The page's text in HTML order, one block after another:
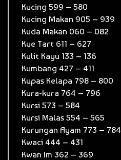
Kucing 599 – 580
Kucing Makan 905 – 939
Kuda Makan 060 – 082
Kue Tart 611 – 627
Kulit Kayu 133 – 136
Kumbang 427 – 411
Kupas Kelapa 798 – 800
Kura-kura 764 – 796
Kursi 573 – 584
Kursi Malas 554 – 565
Kurungan Ayam 773 – 784
Kwaci 444 – 431
Kwan Im 362 – 369